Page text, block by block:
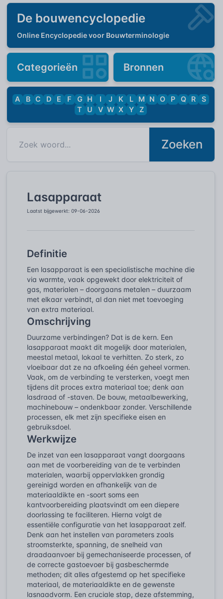
De bouwencyclopedie
Online Encyclopedie voor Bouwterminologie
Categorieën Bronnen
A B C D E F G H I J K L M N O P Q R
S
T
U V W X Y Z
Zoeken
Lasapparaat
Laatst bijgewerkt: 09-06-2026
Definitie
Een lasapparaat is een specialistische machine die
via warmte, vaak opgewekt door elektriciteit of
gas, materialen – doorgaans metalen – duurzaam
met elkaar verbindt, al dan niet met toevoeging
van extra materiaal.
Omschrijving
Duurzame verbindingen? Dat is de kern. Een
lasapparaat maakt dit mogelijk door materialen,
meestal metaal, lokaal te verhitten. Zo sterk, zo
vloeibaar dat ze na afkoeling één geheel vormen.
Vaak, om de verbinding te versterken, voegt men
tijdens dit proces extra materiaal toe; denk aan
lasdraad of -staven. De bouw, metaalbewerking,
machinebouw – ondenkbaar zonder. Verschillende
processen, elk met zijn specifieke eisen en
gebruiksdoel.
Werkwijze
De inzet van een lasapparaat vangt doorgaans
aan met de voorbereiding van de te verbinden
materialen, waarbij oppervlakken grondig
gereinigd worden en afhankelijk van de
materiaaldikte en -soort soms een
kantvoorbereiding plaatsvindt om een diepere
doorlassing te faciliteren. Hierna volgt de
essentiële configuratie van het lasapparaat zelf.
Denk aan het instellen van parameters zoals
stroomsterkte, spanning, de snelheid van
draadaanvoer bij gemechaniseerde processen, of
de correcte gastoevoer bij gasbeschermde
methoden; dit alles afgestemd op het specifieke
materiaal, de materiaaldikte en de gewenste
lasnaadvorm. Een cruciale stap, deze afstemming,